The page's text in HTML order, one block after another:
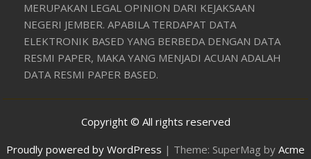
MERUPAKAN LEGAL OPINION DARI KEJAKSAAN
NEGERI JEMBER. APABILA TERDAPAT DATA
ELEKTRONIK BASED YANG BERBEDA DENGAN DATA
RESMI PAPER, MAKA YANG MENJADI ACUAN ADALAH
DATA RESMI PAPER BASED.
Copyright © All rights reserved
Proudly powered by WordPress | Theme: SuperMag by Acme